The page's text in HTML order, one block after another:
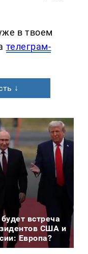
в твоем
телеграм-
↓
будет встреча
США и
Европа?